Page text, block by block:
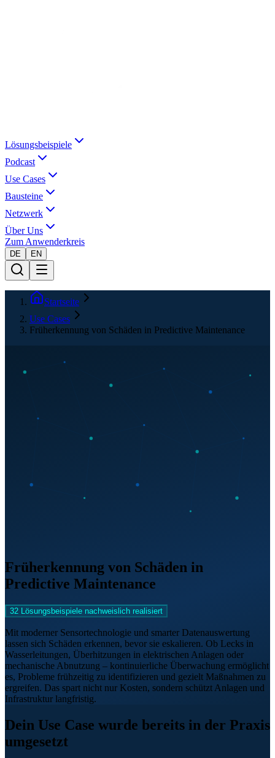
Lösungsbeispiele
Podcast
Use Cases
Bausteine
Netzwerk
Über Uns
Zum Anwenderkreis
DE EN
Startseite
Use Cases
Früherkennung von Schäden in Predictive Maintenance
Früherkennung von Schäden in
Predictive Maintenance
32 Lösungsbeispiele nachweislich realisiert
Mit moderner Sensortechnologie und smarter Datenauswertung
lassen sich Schäden erkennen, bevor sie eskalieren. Ob Lecks in
Wasserleitungen, Überhitzungen in elektrischen Anlagen oder
mechanische Abnutzung – kontinuierliche Überwachung ermöglicht
es, Probleme frühzeitig zu identifizieren und gezielt Maßnahmen zu
ergreifen. Das spart nicht nur Kosten, sondern schützt Anlagen und
Infrastruktur langfristig.
Dein Use Case wurde bereits in der Praxis
umgesetzt